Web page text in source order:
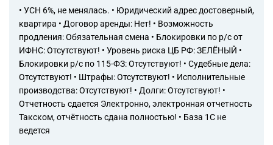
• УСН 6%, не менялась. • Юридический адрес достоверный,
квартира • Договор аренды: Нет! • Возможность
продления: Обязательная смена • Блокировки по р/с от
ИФНС: Отсутствуют! • Уровень риска ЦБ РФ: ЗЕЛЁНЫЙ •
Блокировки р/с по 115-ФЗ: Отсутствуют! • Судебные дела:
Отсутствуют! • Штрафы: Отсутствуют! • Исполнительные
производства: Отсутствуют! • Долги: Отсутствуют! •
Отчетность сдается Электронно, электронная отчетность
Такском, отчётность сдана полностью! • База 1С не
ведется